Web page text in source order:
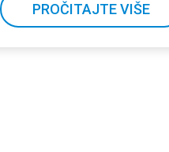
PROČITAJTE VIŠE